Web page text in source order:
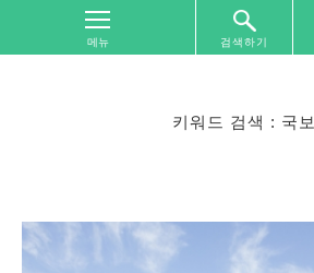
검색하기
역
별
키워드 검색 : 국보